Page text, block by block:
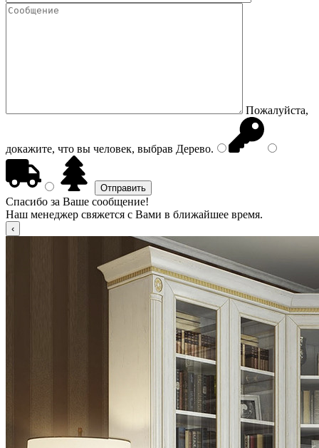
Пожалуйста,
докажите, что вы человек, выбрав Дерево.
Спасибо за Ваше сообщение!
Наш менеджер свяжется с Вами в ближайшее время.